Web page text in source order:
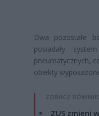
Dwa pozostałe
posiadały
pneumatycznych,
obiekty
ZOBACZ
ZUS zmieni